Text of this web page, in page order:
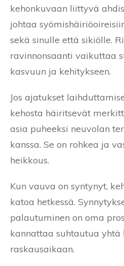
kehonkuvaan liittyvä
johtaa
sekä sinulle että sikiölle.
ravinnonsaanti vaikuttaa
kasvuun ja kehitykseen.
Jos ajatukset
kehosta häiritsevät
asia puheeksi neuvolan
kanssa. Se on rohkea ja
heikkous.
Kun vauva on syntynyt,
katoa hetkessä.
palautuminen on oma
kannattaa suhtautua yhtä
raskausaikaan.